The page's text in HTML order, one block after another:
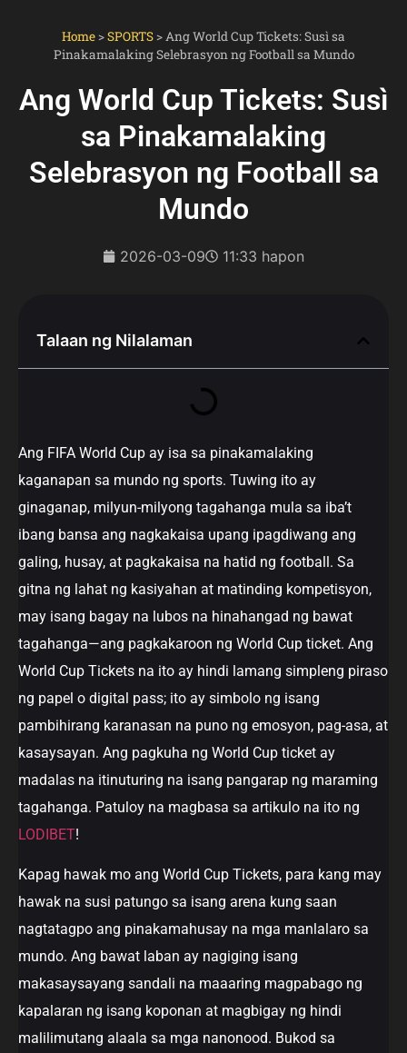
Home>SPORTS>Ang World Cup Tickets: Susì sa
Pinakamalaking Selebrasyon ng Football sa Mundo
Ang World Cup Tickets: Susì
sa Pinakamalaking
Selebrasyon ng Football sa
Mundo
2026-03-09 11:33 hapon
Talaan ng Nilalaman
Ang FIFA World Cup ay isa sa pinakamalaking
kaganapan sa mundo ng sports. Tuwing ito ay
ginaganap, milyun-milyong tagahanga mula sa iba’t
ibang bansa ang nagkakaisa upang ipagdiwang ang
galing, husay, at pagkakaisa na hatid ng football. Sa
gitna ng lahat ng kasiyahan at matinding kompetisyon,
may isang bagay na lubos na hinahangad ng bawat
tagahanga—ang pagkakaroon ng World Cup ticket. Ang
World Cup Tickets na ito ay hindi lamang simpleng piraso
ng papel o digital pass; ito ay simbolo ng isang
pambihirang karanasan na puno ng emosyon, pag-asa, at
kasaysayan. Ang pagkuha ng World Cup ticket ay
madalas na itinuturing na isang pangarap ng maraming
tagahanga. Patuloy na magbasa sa artikulo na ito ng
LODIBET!
Kapag hawak mo ang World Cup Tickets, para kang may
hawak na susi patungo sa isang arena kung saan
nagtatagpo ang pinakamahusay na mga manlalaro sa
mundo. Ang bawat laban ay nagiging isang
makasaysayang sandali na maaaring magpabago ng
kapalaran ng isang koponan at magbigay ng hindi
malilimutang alaala sa mga nanonood. Bukod sa